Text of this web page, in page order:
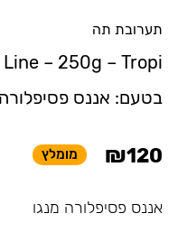
תערובת תה
– 250g – Tropi
בטעם: אננס
₪120 מומלץ
אננס פסיפלורה מנגו